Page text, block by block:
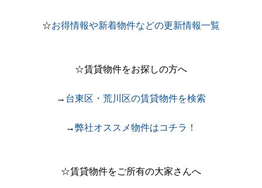
☆お得情報や新着物件などの更新情報一覧
☆賃貸物件をお探しの方へ
→ 台東区・荒川区の賃貸物件を検索
→弊社オススメ物件はコチラ！
☆賃貸物件をご所有の大家さんへ